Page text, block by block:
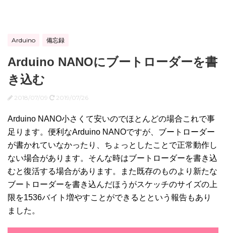
Arduino 備忘録
Arduino NANOにブートローダーを書
き込む
2018/07/09 2019/07/26
Arduino NANO小さくて安いのでほとんどの場合これで事
足ります。便利なArduino NANOですが、ブートローダー
が書かれていなかったり、ちょっとしたことで正常動作し
ない場合があります。そんな時はブートローダーを書き込
むと復活する場合があります。また既存のものより新たな
ブートローダーを書き込んだほうがスケッチのサイズの上
限を1536バイト増やすことができるとという報告もあり
ました。